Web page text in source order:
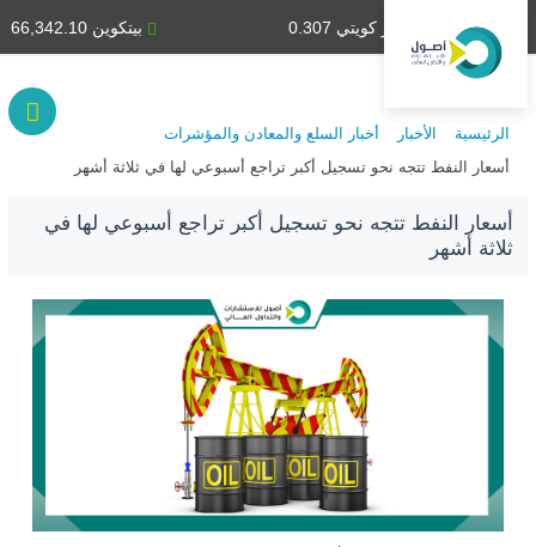
بيتكوين 66,342.10 دينار كويتي 0.307
الرئيسية الأخبار أخبار السلع والمعادن والمؤشرات
أسعار النفط تتجه نحو تسجيل أكبر تراجع أسبوعي لها في ثلاثة أشهر
أسعار النفط تتجه نحو تسجيل أكبر تراجع أسبوعي لها في
ثلاثة أشهر